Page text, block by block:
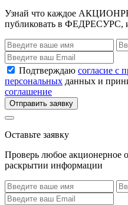
Узнай что каждое
публиковать в ФЕДРЕСУРС,
Подтверждаю согласие с
персональных данных и
соглашение
Отправить заявку
Оставьте заявку
Проверь любое акционерное
раскрытии информации